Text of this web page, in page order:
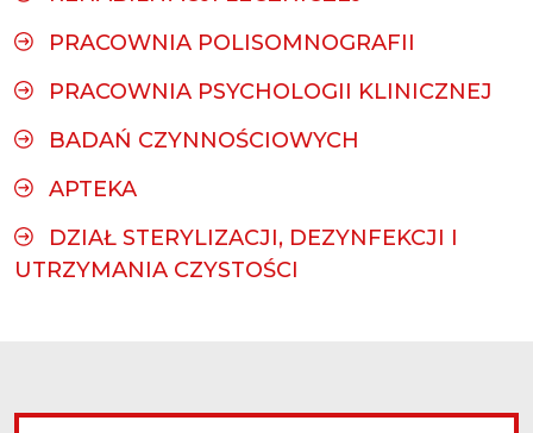
PRACOWNIA POLISOMNOGRAFII
PRACOWNIA PSYCHOLOGII KLINICZNEJ
BADAŃ CZYNNOŚCIOWYCH
APTEKA
DZIAŁ STERYLIZACJI, DEZYNFEKCJI I
UTRZYMANIA CZYSTOŚCI